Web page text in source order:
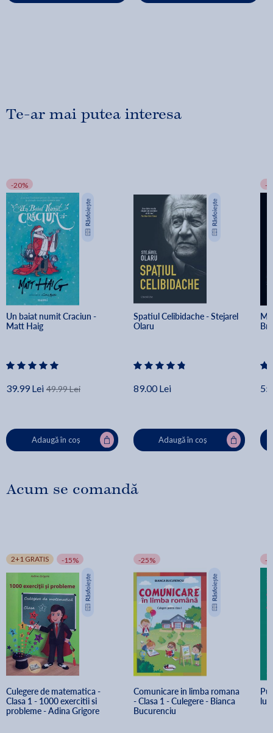
Te-ar mai putea interesa
-20%
Un baiat numit Craciun -
Matt Haig
39.99 Lei 49.99 Lei
Adaugă în coș
Spatiul Celibidache - Stejarel
Olaru
89.00 Lei
Adaugă în coș
-
Acum se comandă
2+1 GRATIS -15%
Culegere de matematica -
Clasa 1 - 1000 exercitii si
probleme - Adina Grigore
-25%
Comunicare in limba romana
- Clasa 1 - Culegere - Bianca
Bucurenciu
-